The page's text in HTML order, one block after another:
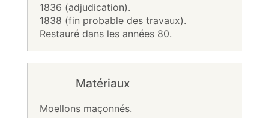
1836 (adjudication).
1838 (fin probable des travaux).
Restauré dans les années 80.
Matériaux
Moellons maçonnés.